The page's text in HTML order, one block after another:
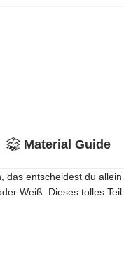
Material Guide
entscheidest du
Weiß. Dieses tolles